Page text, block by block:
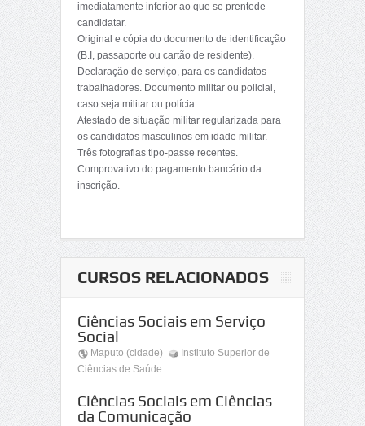
imediatamente inferior ao que se prentede
candidatar.
Original e cópia do documento de identificação
(B.I, passaporte ou cartão de residente).
Declaração de serviço, para os candidatos
trabalhadores. Documento militar ou policial,
caso seja militar ou polícia.
Atestado de situação militar regularizada para
os candidatos masculinos em idade militar.
Três fotografias tipo-passe recentes.
Comprovativo do pagamento bancário da
inscrição.
CURSOS RELACIONADOS
Ciências Sociais em Serviço
Social
Maputo (cidade)
Instituto Superior de
Ciências de Saúde
Ciências Sociais em Ciências
da Comunicação